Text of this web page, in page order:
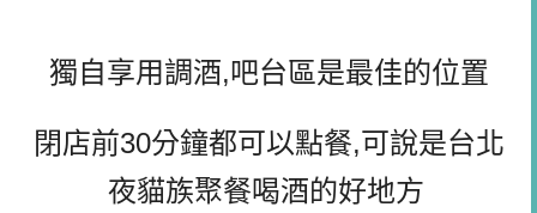
獨自享用調酒,吧台區是最佳的位置
閉店前30分鐘都可以點餐,可說是台北
夜貓族聚餐喝酒的好地方